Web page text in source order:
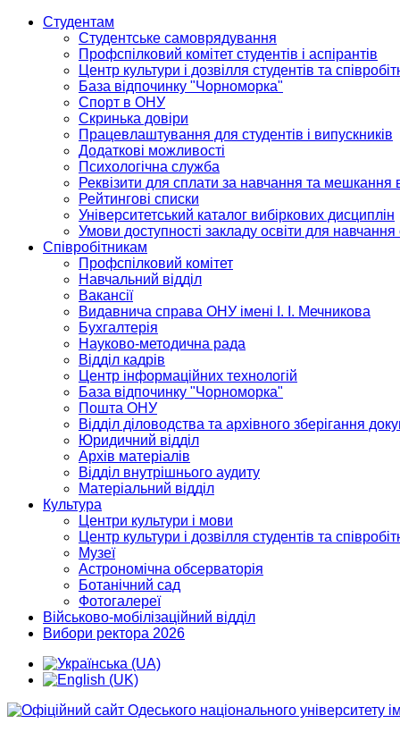
Студентам
Студентське самоврядування
Профспілковий комітет студентів і аспірантів
Центр культури і дозвілля студентів та
База відпочинку "Чорноморка"
Спорт в ОНУ
Скринька довіри
Працевлаштування для студентів і випускників
Додаткові можливості
Психологічна служба
Реквізити для сплати за навчання та мешкання
Рейтингові списки
Університетський каталог вибіркових дисциплін
Умови доступності закладу освіти для
Співробітникам
Профспілковий комітет
Навчальний відділ
Вакансії
Видавнича справа ОНУ імені І. І. Мечникова
Бухгалтерія
Науково-методична рада
Відділ кадрів
Центр інформаційних технологій
База відпочинку "Чорноморка"
Пошта ОНУ
Відділ діловодства та архівного зберігання
Юридичний відділ
Архів матеріалів
Відділ внутрішнього аудиту
Матеріальний відділ
Культура
Центри культури і мови
Центр культури і дозвілля студентів та
Музеї
Астрономічна обсерваторія
Ботанічний сад
Фотогалереї
Військово-мобілізаційний відділ
Вибори ректора 2026